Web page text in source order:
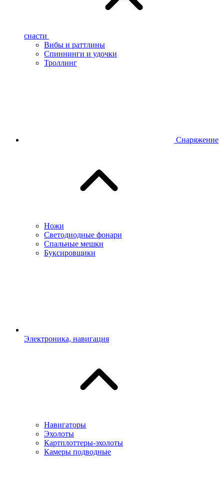
снасти
Вибы и раттлины
Спиннинги и удочки
Троллинг
Снаряжение
Ножи
Светодиодные фонари
Спальные мешки
Буксировщики
Электроника, навигация
Навигаторы
Эхолоты
Картплоттеры-эхолоты
Камеры подводные